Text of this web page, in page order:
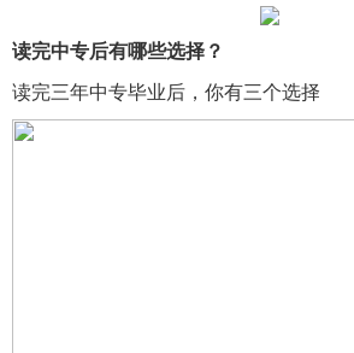
读完中专后有哪些选择？
读完三年中专毕业后，你有三个选择